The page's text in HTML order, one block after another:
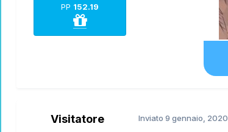
PP 152.19
Visitatore Inviato 9 gennaio, 2020